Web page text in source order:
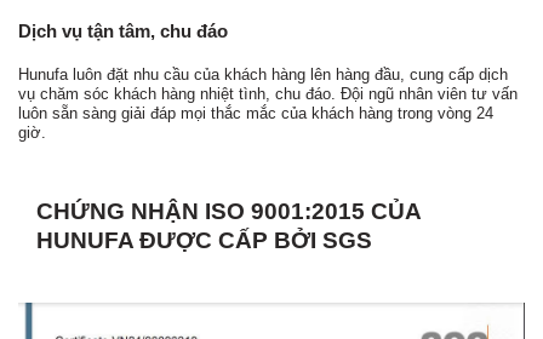
Dịch vụ tận tâm, chu đáo
Hunufa luôn đặt nhu cầu của khách hàng lên hàng đầu, cung cấp dịch
vụ chăm sóc khách hàng nhiệt tình, chu đáo. Đội ngũ nhân viên tư vấn
luôn sẵn sàng giải đáp mọi thắc mắc của khách hàng trong vòng 24
giờ.
CHỨNG NHẬN ISO 9001:2015 CỦA
HUNUFA ĐƯỢC CẤP BỞI SGS